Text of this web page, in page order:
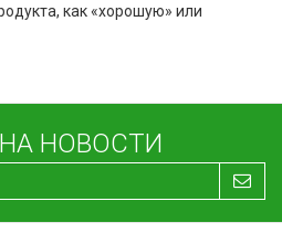
как «хорошую» или
НОВОСТИ